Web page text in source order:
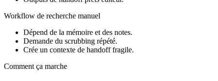
Workflow de recherche manuel
Dépend de la mémoire et des notes.
Demande du scrubbing répété.
Crée un contexte de handoff fragile.
Comment ça marche